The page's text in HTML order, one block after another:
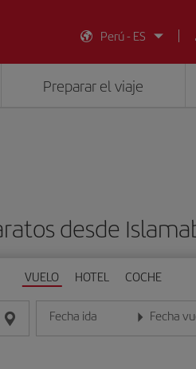
Perú - ES
Preparar el viaje
desde
VUELO HOTEL COCHE
Fecha ida
Introduce la fecha en formato día/
Fecha
Introduce la